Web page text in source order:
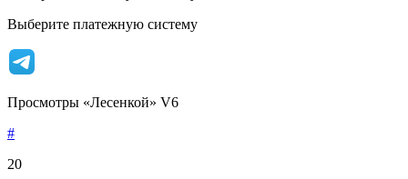
Выберите платежную систему
Просмотры «Лесенкой» V6
#
20